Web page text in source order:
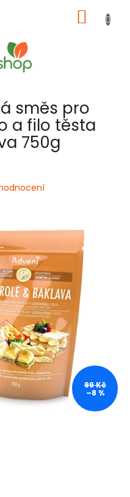
KOŠÍK
směs pro
a filo těsta
750g
99 Kč
–8 %